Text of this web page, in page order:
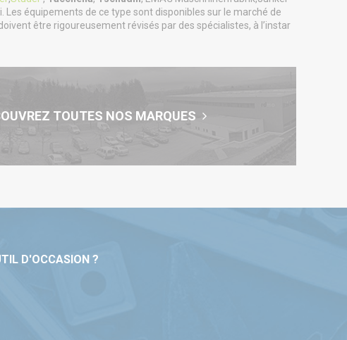
Les équipements de ce type sont disponibles sur le marché de
être rigoureusement révisés par des spécialistes, à l’instar
TOUTES NOS MARQUES
D'OCCASION ?